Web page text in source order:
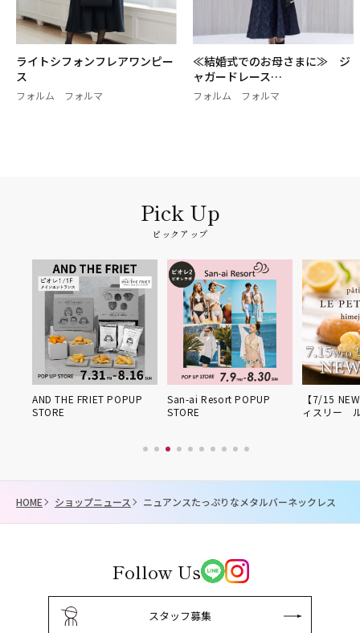
ライトシフォンフレアワンピー
ス
フォルム フォルマ
≪結婚式でのお母さまに≫ ジ
ャガードレース…
フォルム フォルマ
ピックアップ
AND THE FRIET POPUP
STORE
San-ai Resort POPUP
STORE
【7/15
ィスリー
HOME ショップニュース ニュアンスたっぷりなメタルバーネックレス
Follow Us
スタッフ募集